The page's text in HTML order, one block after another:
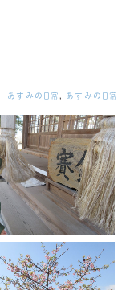
あすみの日常 , あすみの日常